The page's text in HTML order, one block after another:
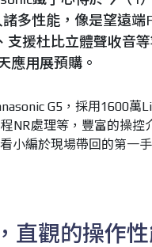
多性能，像是望遠
支援杜比立體聲收音
應用展預購。
G5，採用1600萬
NR處理等，豐富的操
小編於現場帶回的第一手
直觀的操作